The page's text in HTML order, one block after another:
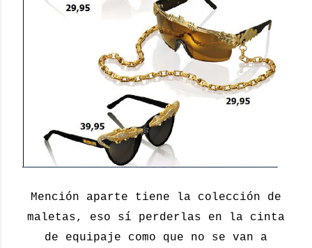
Mención aparte tiene la colección de
maletas, eso sí perderlas en la cinta
de equipaje como que no se van a